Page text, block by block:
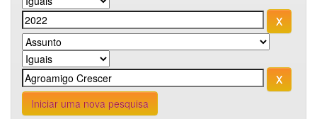
Iniciar uma nova pesquisa